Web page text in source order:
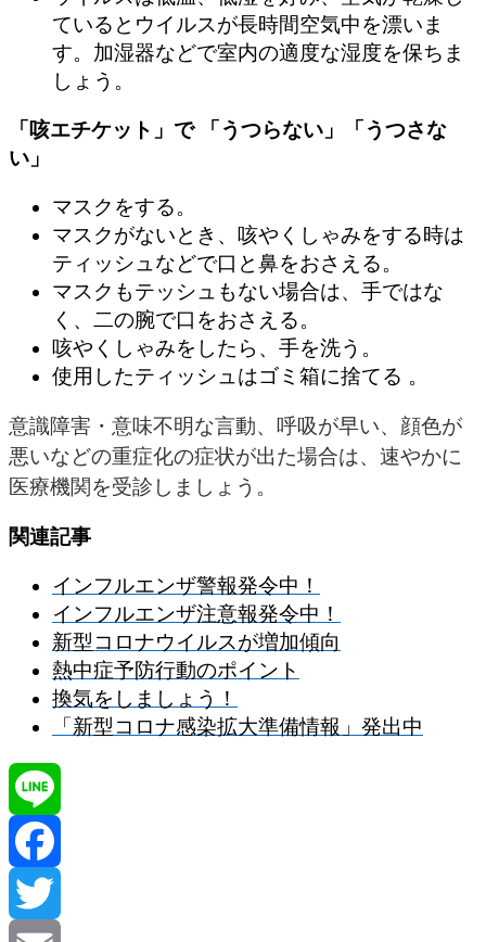
ているとウイルスが長時間空気中を漂いま
す。加湿器などで室内の適度な湿度を保ちま
しょう。
「咳エチケット」で
「うつらない」「うつさな
い」
マスクをする。
マスクがないとき、咳やくしゃみをする時は
ティッシュなどで口と鼻をおさえる。
マスクもテッシュもない場合は、手ではな
く、二の腕で口をおさえる。
咳やくしゃみをしたら、手を洗う。
使用したティッシュはゴミ箱に捨てる 。
意識障害・意味不明な言動、呼吸が早い、顔色が
悪いなどの重症化の症状が出た場合は、速やかに
医療機関を受診しましょう。
関連記事
インフルエンザ警報発令中！
インフルエンザ注意報発令中！
新型コロナウイルスが増加傾向
熱中症予防行動のポイント
換気をしましょう！
「新型コロナ感染拡大準備情報」発出中
Line
Facebook